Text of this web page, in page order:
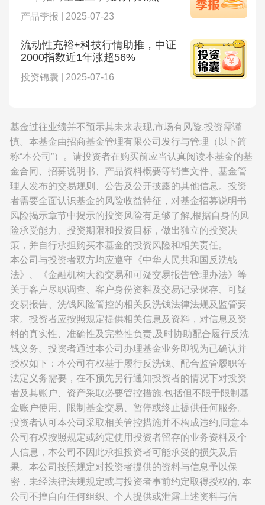
产品季报 | 2025-07-23
流动性充裕+科技行情助推，中证
2000指数近1年涨超56%
投资锦囊 | 2025-07-16
基金过往业绩并不预示其未来表现,市场有风险,投资需谨
慎。本基金由招商基金管理有限公司发行与管理（以下简
称“本公司”）。请投资者在购买前应当认真阅读本基金的基
金合同、招募说明书、产品资料概要等销售文件、基金管
理人发布的交易规则、公告及公开披露的其他信息。投资
者需要全面认识基金的风险收益特征，对基金招募说明书
风险揭示章节中揭示的投资风险有足够了解,根据自身的风
险承受能力、投资期限和投资目标，做出独立的投资决
策，并自行承担购买本基金的投资风险和相关责任。
本公司与投资者双方均应遵守《中华人民共和国反洗钱
法》、《金融机构大额交易和可疑交易报告管理办法》等
关于客户尽职调查、客户身份资料及交易记录保存、可疑
交易报告、洗钱风险管控的相关反洗钱法律法规及监管要
求。投资者应按照规定提供相关信息及资料，对信息及资
料的真实性、准确性及完整性负责,及时协助配合履行反洗
钱义务。投资者通过本公司办理基金业务即视为已确认并
授权如下：本公司有权基于履行反洗钱、配合监管履职等
法定义务需要，在不预先另行通知投资者的情况下对投资
者及其账户、资产采取必要管控措施,包括但不限于限制基
金账户使用、限制基金交易、暂停或终止提供任何服务。
投资者认可本公司采取相关管控措施并不构成违约,同意本
公司有权按照规定或约定使用投资者留存的业务资料及个
人信息，本公司不因此承担投资者可能承受的损失及后
果。本公司按照规定对投资者提供的资料与信息予以保
密，未经法律法规规定或与投资者事前约定取得授权的, 本
公司不擅自向任何组织、个人提供或泄露上述资料与信